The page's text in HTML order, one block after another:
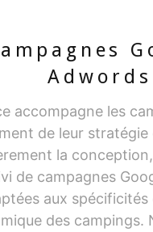
Adwords
accompagne les
de leur
la
de campagnes
aux spécificités
des campings.